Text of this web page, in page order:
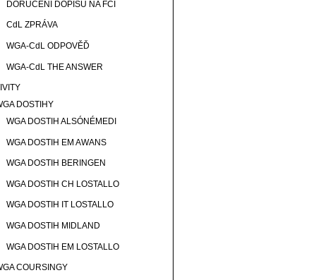
DORUČENÍ DOPISU NA FCI
CdL ZPRÁVA
WGA-CdL ODPOVĚĎ
WGA-CdL THE ANSWER
DOSTIHY
WGA DOSTIH ALSÓNÉMEDI
WGA DOSTIH EM AWANS
WGA DOSTIH BERINGEN
WGA DOSTIH CH LOSTALLO
WGA DOSTIH IT LOSTALLO
WGA DOSTIH MIDLAND
WGA DOSTIH EM LOSTALLO
COURSINGY